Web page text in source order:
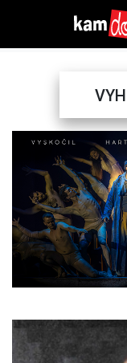
Previous